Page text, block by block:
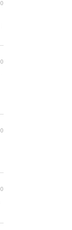
0
0
0
0